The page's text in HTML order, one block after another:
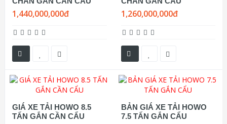
1,440,000,000đ 1,260,000,000đ
GIÁ XE TẢI HOWO 8.5
TẤN GẮN CẦN CẨU
BẢN GIÁ XE TẢI HOWO
7.5 TẤN GẮN CẨU